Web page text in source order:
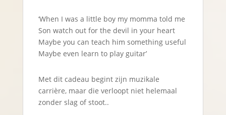
‘When I was a little boy my momma told me
Son watch out for the devil in your heart
Maybe you can teach him something useful
Maybe even learn to play guitar’
Met dit cadeau begint zijn muzikale
carrière, maar die verloopt niet helemaal
zonder slag of stoot..